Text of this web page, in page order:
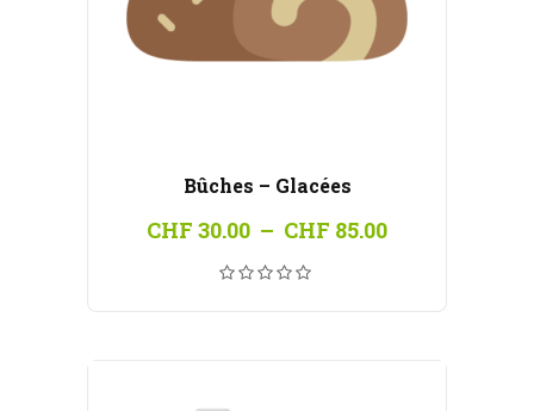
Bûches – Glacées
CHF 30.00 – CHF 85.00Plage